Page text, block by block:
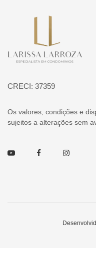
CRECI: 37359
Os valores, condições e
sujeitos a alterações sem
Youtube FacebookInstagram